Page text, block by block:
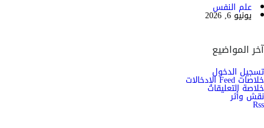
علم النفس
يونيو 6, 2026
آخر المواضيع
تسجيل الدخول
خلاصات Feed الإدخالات
خلاصة التعليقات
نقش وأثر
Rss